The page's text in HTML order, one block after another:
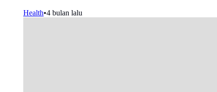
Health•4 bulan lalu